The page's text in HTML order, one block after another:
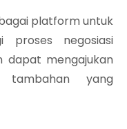
platform untuk
proses negosiasi
dapat mengajukan
tambahan yang